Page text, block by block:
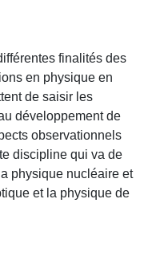
finalités des
en physique en
de saisir les
développement de
observationnels
discipline qui va de
physique nucléaire et
et la physique de